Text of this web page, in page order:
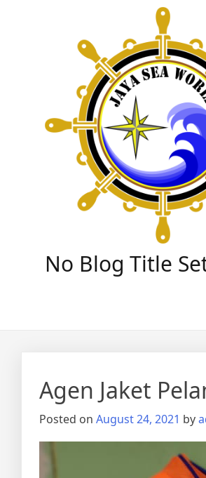
No Blog Title
Agen Jaket
Posted on August 24, 2021 by